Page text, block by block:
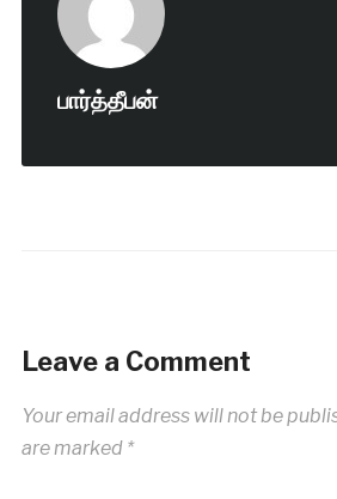
பார்த்தீபன்
Leave a Comment
Your email address will not be
are marked *